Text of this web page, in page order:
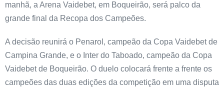
manhã, a Arena Vaidebet, em Boqueirão, será palco da
grande final da Recopa dos Campeões.
A decisão reunirá o Penarol, campeão da Copa Vaidebet de
Campina Grande, e o Inter do Taboado, campeão da Copa
Vaidebet de Boqueirão. O duelo colocará frente a frente os
campeões das duas edições da competição em uma disputa